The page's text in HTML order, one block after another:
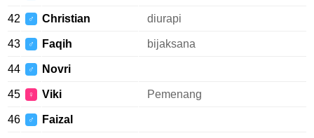
42 ♂ Christian diurapi
43 ♂ Faqih bijaksana
44 ♂ Novri
45 ♀ Viki Pemenang
46 ♂ Faizal